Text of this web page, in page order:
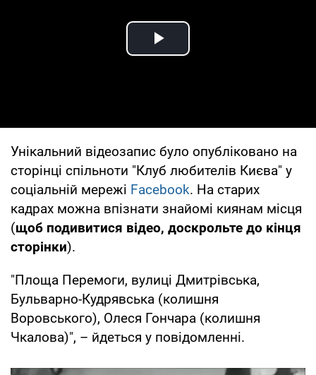
Play Video
Унікальний відеозапис було опубліковано на
сторінці спільноти "Клуб любителів Києва" у
соціальній мережі Facebook. На старих
кадрах можна впізнати знайомі киянам місця
(щоб подивитися відео, доскрольте до кінця
сторінки).
"Площа Перемоги, вулиці Дмитрівська,
Бульварно-Кудрявська (колишня
Воровського), Олеся Гончара (колишня
Чкалова)", – йдеться у повідомленні.